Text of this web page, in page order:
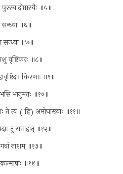
दीप्तास्यैः ॥५॥
॥६॥
सन्ध्या ॥७॥
वृष्टिकरः ॥८॥
किरणाः ॥९॥
नभसि भानुमतः ॥१०॥
ते त्व ( हि) अमोघाख्याः ॥११॥
तु सप्ताहात् ॥१२॥
गवां नाशम् ॥१३॥
॥१४॥